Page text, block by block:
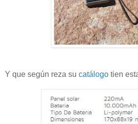
Y que según reza su catálogo tien